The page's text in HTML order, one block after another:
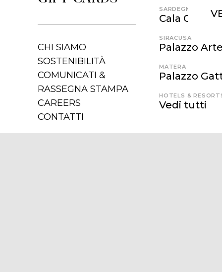
CHI SIAMO
SOSTENIBILITÀ
COMUNICATI &
RASSEGNA STAMPA
CAREERS
CONTATTI
SARDEGNA
Cala
SIRACUSA
Palazzo
MATERA
Palazzo
HOTELS &
Vedi tutti